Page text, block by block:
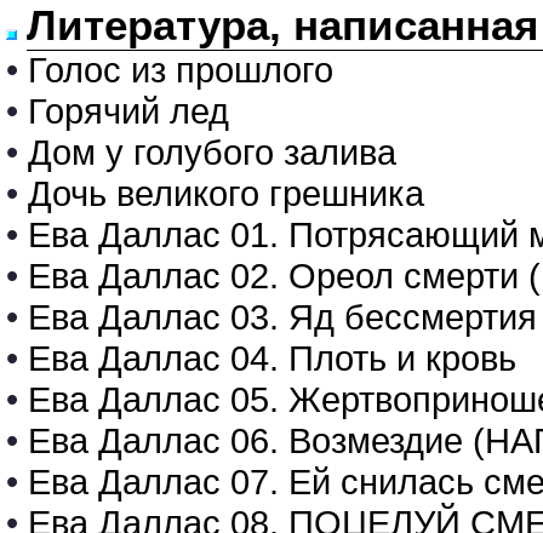
Литература,
• Голос из прошлого
• Горячий лед
• Дом у голубого залива
• Дочь великого грешника
• Ева Даллас 01. Потрясающий
• Ева Даллас 02. Ореол смерти
• Ева Даллас 03. Яд бессмертия
• Ева Даллас 04. Плоть и кровь
• Ева Даллас 05.
• Ева Даллас 06. Возмездие
• Ева Даллас 07. Ей снилась
• Ева Даллас 08. ПОЦЕЛУЙ